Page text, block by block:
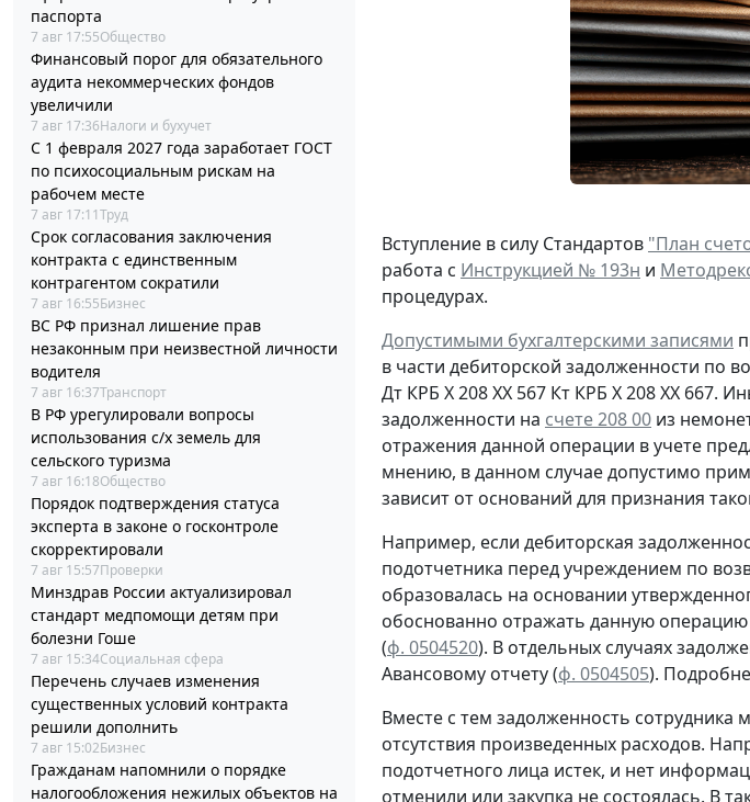
паспорта
7 авг 17:55Общество
Финансовый порог для обязательного
аудита некоммерческих фондов
увеличили
7 авг 17:36Налоги и бухучет
С 1 февраля 2027 года заработает ГОСТ
по психосоциальным рискам на
рабочем месте
7 авг 17:11Труд
Срок согласования заключения
контракта с единственным
контрагентом сократили
7 авг 16:55Бизнес
ВС РФ признал лишение прав
незаконным при неизвестной личности
водителя
7 авг 16:37Транспорт
В РФ урегулировали вопросы
использования с/х земель для
сельского туризма
7 авг 16:18Общество
Порядок подтверждения статуса
эксперта в законе о госконтроле
скорректировали
7 авг 15:57Проверки
Минздрав России актуализировал
стандарт медпомощи детям при
болезни Гоше
7 авг 15:34Социальная сфера
Перечень случаев изменения
существенных условий контракта
решили дополнить
7 авг 15:02Бизнес
Гражданам напомнили о порядке
налогообложения нежилых объектов на
Вступление в силу Стандартов "План
работа с Инструкцией № 193н и
процедурах.
Допустимыми бухгалтерскими записями
в части дебиторской задолженности по
Дт КРБ Х 208 ХХ 567 Кт КРБ Х 208 ХХ 667.
задолженности на счете 208 00 из
отражения данной операции в учете
мнению, в данном случае допустимо
зависит от оснований для признания
Например, если дебиторская
подотчетника перед учреждением по
образовалась на основании
обоснованно отражать данную операцию
(ф. 0504520). В отдельных случаях
Авансовому отчету(ф. 0504505).
Вместе с тем задолженность
отсутствия произведенных расходов.
подотчетного лица истек, и нет
отменили или закупка не состоялась. В